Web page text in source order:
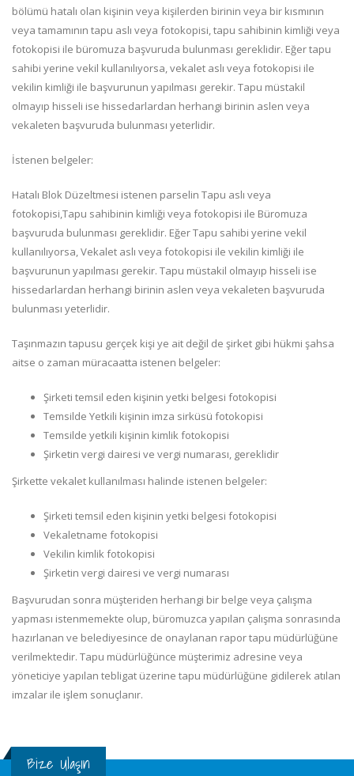
bölümü hatalı olan kişinin veya kişilerden birinin veya bir kısmının
veya tamamının tapu aslı veya fotokopisi, tapu sahibinin kimliği veya
fotokopisi ile büromuza başvuruda bulunması gereklidir. Eğer tapu
sahibi yerine vekil kullanılıyorsa, vekalet aslı veya fotokopisi ile
vekilin kimliği ile başvurunun yapılması gerekir. Tapu müstakil
olmayıp hisseli ise hissedarlardan herhangi birinin aslen veya
vekaleten başvuruda bulunması yeterlidir.
İstenen belgeler:
Hatalı Blok Düzeltmesi istenen parselin Tapu aslı veya
fotokopisi,Tapu sahibinin kimliği veya fotokopisi ile Büromuza
başvuruda bulunması gereklidir. Eğer Tapu sahibi yerine vekil
kullanılıyorsa, Vekalet aslı veya fotokopisi ile vekilin kimliği ile
başvurunun yapılması gerekir. Tapu müstakil olmayıp hisseli ise
hissedarlardan herhangi birinin aslen veya vekaleten başvuruda
bulunması yeterlidir.
Taşınmazın tapusu gerçek kişi ye ait değil de şirket gibi hükmi şahsa
aitse o zaman müracaatta istenen belgeler:
Şirketi temsil eden kişinin yetki belgesi fotokopisi
Temsilde Yetkili kişinin imza sirküsü fotokopisi
Temsilde yetkili kişinin kimlik fotokopisi
Şirketin vergi dairesi ve vergi numarası, gereklidir
Şirkette vekalet kullanılması halinde istenen belgeler:
Şirketi temsil eden kişinin yetki belgesi fotokopisi
Vekaletname fotokopisi
Vekilin kimlik fotokopisi
Şirketin vergi dairesi ve vergi numarası
Başvurudan sonra müşteriden herhangi bir belge veya çalışma
yapması istenmemekte olup, büromuzca yapılan çalışma sonrasında
hazırlanan ve belediyesince de onaylanan rapor tapu müdürlüğüne
verilmektedir. Tapu müdürlüğünce müşterimiz adresine veya
yöneticiye yapılan tebligat üzerine tapu müdürlüğüne gidilerek atılan
imzalar ile işlem sonuçlanır.
Bize Ulaşın